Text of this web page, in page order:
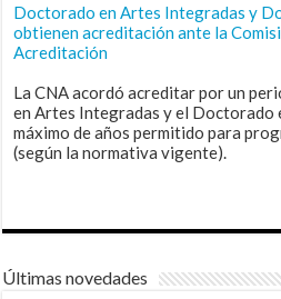
Doctorado en Artes Integradas y
obtienen acreditación ante la
Acreditación
La CNA acordó acreditar por un
en Artes Integradas y el Doctorado
máximo de años permitido para
(según la normativa vigente).
Últimas novedades